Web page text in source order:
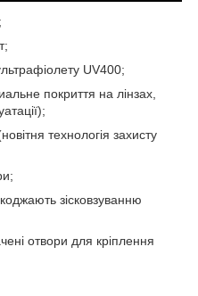
UV400;
покриття на лінзах,
технологія захисту
зісковзуванню
отвори для кріплення